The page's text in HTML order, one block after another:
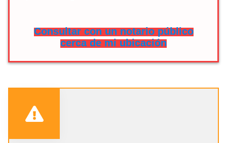
Consultar con un notario público
cerca de mi ubicación